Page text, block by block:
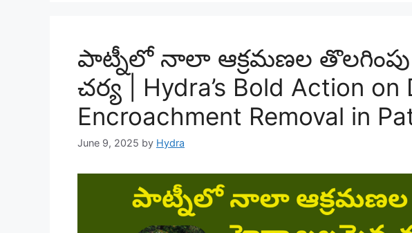
పాట్నీలో నాలా ఆక్రమణల
చర్య | Hydra’s Bold Action on
Encroachment Removal in
June 9, 2025 by Hydra